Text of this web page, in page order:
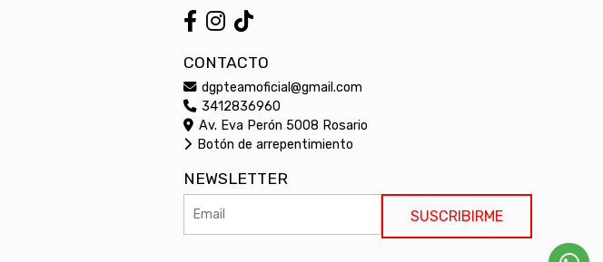
CONTACTO
dgpteamoficial@gmail.com
3412836960
Av. Eva Perón 5008 Rosario
Botón de arrepentimiento
NEWSLETTER
SUSCRIBIRME